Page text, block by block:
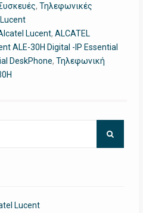
, Τηλεφωνικές
Lucent, ALCATEL
ALE-30H Digital -IP Essential
DeskPhone, Τηλεφωνική
Lucent